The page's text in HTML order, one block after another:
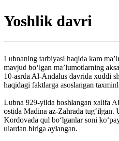
Yoshlik davri
Lubnaning tarbiyasi haqida kam
mavjud boʻlgan maʼlumotlarning
10-asrda Al-Andalus davrida xuddi
haqidagi faktlarga asoslangan
Lubna 929-yilda boshlangan xalifa
ostida Madina az-Zahrada
Kordovada qul boʻlganlar soni
ulardan biriga aylangan.